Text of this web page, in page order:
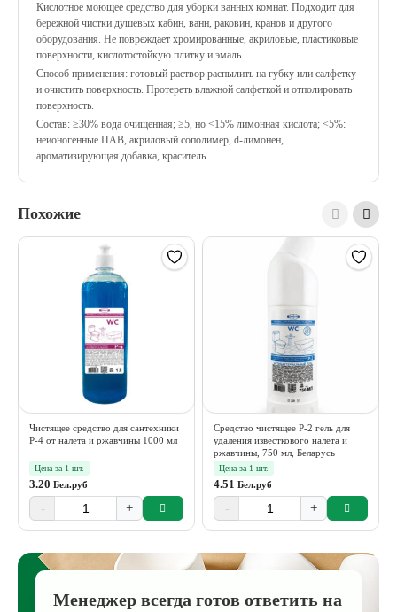
Кислотное моющее средство для уборки ванных комнат. Подходит для
бережной чистки душевых кабин, ванн, раковин, кранов и другого
оборудования. Не повреждает хромированные, акриловые, пластиковые
поверхности, кислотостойкую плитку и эмаль.
Способ применения: готовый раствор распылить на губку или салфетку
и очистить поверхность. Протереть влажной салфеткой и отполировать
поверхность.
Состав: ≥30% вода очищенная; ≥5, но <15% лимонная кислота; <5%:
неионогенные ПАВ, акриловый сополимер, d-лимонен,
ароматизирующая добавка, краситель.
Похожие
Чистящее средство для сантехники
Р-4 от налета и ржавчины 1000 мл
Цена за 1 шт.
3.20 Бел.руб
- +
Средство чистящее Р-2 гель для
удаления известкового налета и
ржавчины, 750 мл, Беларусь
Цена за 1 шт.
4.51 Бел.руб
- +
Менеджер всегда готов ответить на